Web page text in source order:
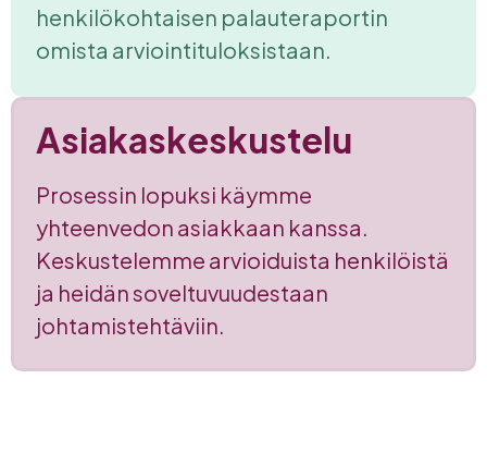
henkilökohtaisen palauteraportin
omista arviointituloksistaan.
Asiakaskeskustelu
Prosessin lopuksi käymme
yhteenvedon asiakkaan kanssa.
Keskustelemme arvioiduista henkilöistä
ja heidän soveltuvuudestaan
johtamistehtäviin.